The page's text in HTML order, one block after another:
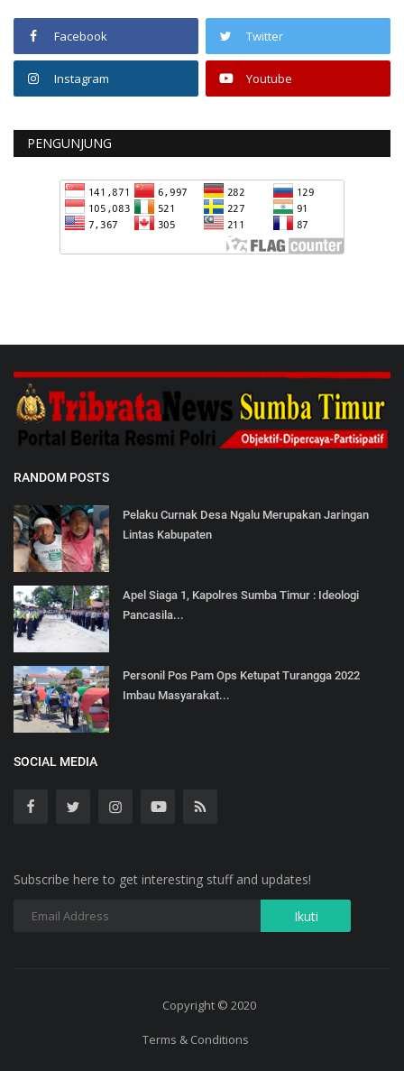
Facebook Twitter
Instagram Youtube
PENGUNJUNG
RANDOM POSTS
Pelaku Curnak Desa Ngalu Merupakan Jaringan
Lintas Kabupaten
Apel Siaga 1, Kapolres Sumba Timur : Ideologi
Pancasila...
Personil Pos Pam Ops Ketupat Turangga 2022
Imbau Masyarakat...
SOCIAL MEDIA
Subscribe here to get interesting stuff and updates!
Copyright © 2020
Terms & Conditions